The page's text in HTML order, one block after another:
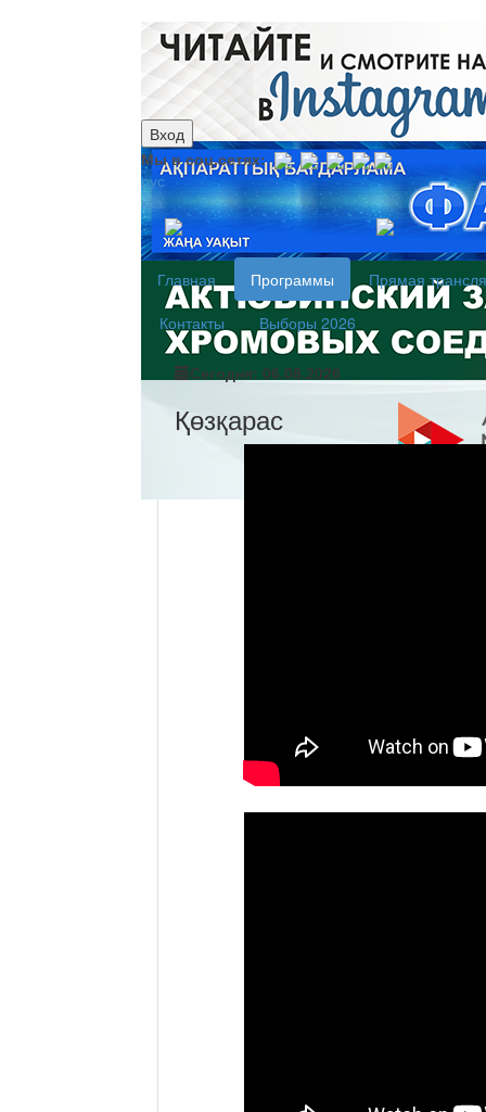
Вход
Мы в соц.сетях:
рус
каз
Главная Программы
Прямая
Контакты
Выборы 2026
Сегодня: 06.08.2026
Қөзқарас